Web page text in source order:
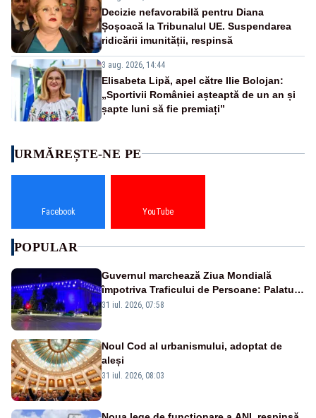
Decizie nefavorabilă pentru Diana
Șoșoacă la Tribunalul UE. Suspendarea
ridicării imunității, respinsă
3 aug. 2026, 14:44
Elisabeta Lipă, apel către Ilie Bolojan:
„Sportivii României așteaptă de un an și
șapte luni să fie premiați”
URMĂREȘTE-NE PE
Facebook YouTube
POPULAR
Guvernul marchează Ziua Mondială
împotriva Traficului de Persoane: Palatul
Victoria, iluminat în albastru
31 iul. 2026, 07:58
Noul Cod al urbanismului, adoptat de
aleși
31 iul. 2026, 08:03